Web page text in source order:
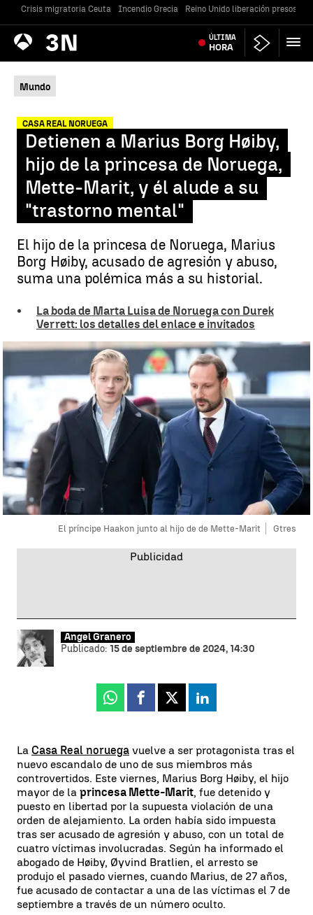
Crisis migratoria Ceuta Incendio Grecia Reino Unido liberación presos
Antena
3 Noticias ÚLTIMA
HORA
Mundo
CASA REAL NORUEGA
Detienen a Marius Borg Høiby,
hijo de la princesa de Noruega,
Mette-Marit, y él alude a su
"trastorno mental"
El hijo de la princesa de Noruega, Marius
Borg Høiby, acusado de agresión y abuso,
suma una polémica más a su historial.
La boda de Marta Luisa de Noruega con Durek
Verrett: los detalles del enlace e invitados
El príncipe Haakon junto al hijo de de Mette-Marit Gtres
Ángel Granero
Publicado: 15 de septiembre de 2024, 14:30
Whatsapp
Facebook
X Linkedin
La Casa Real noruega vuelve a ser protagonista tras el
nuevo escandalo de uno de sus miembros más
controvertidos. Este viernes, Marius Borg Høiby, el hijo
mayor de la princesa Mette-Marit, fue detenido y
puesto en libertad por la supuesta violación de una
orden de alejamiento. La orden había sido impuesta
tras ser acusado de agresión y abuso, con un total de
cuatro víctimas involucradas. Según ha informado el
abogado de Høiby, Øyvind Bratlien, el arresto se
produjo el pasado viernes, cuando Marius, de 27 años,
fue acusado de contactar a una de las víctimas el 7 de
septiembre a través de un número oculto.